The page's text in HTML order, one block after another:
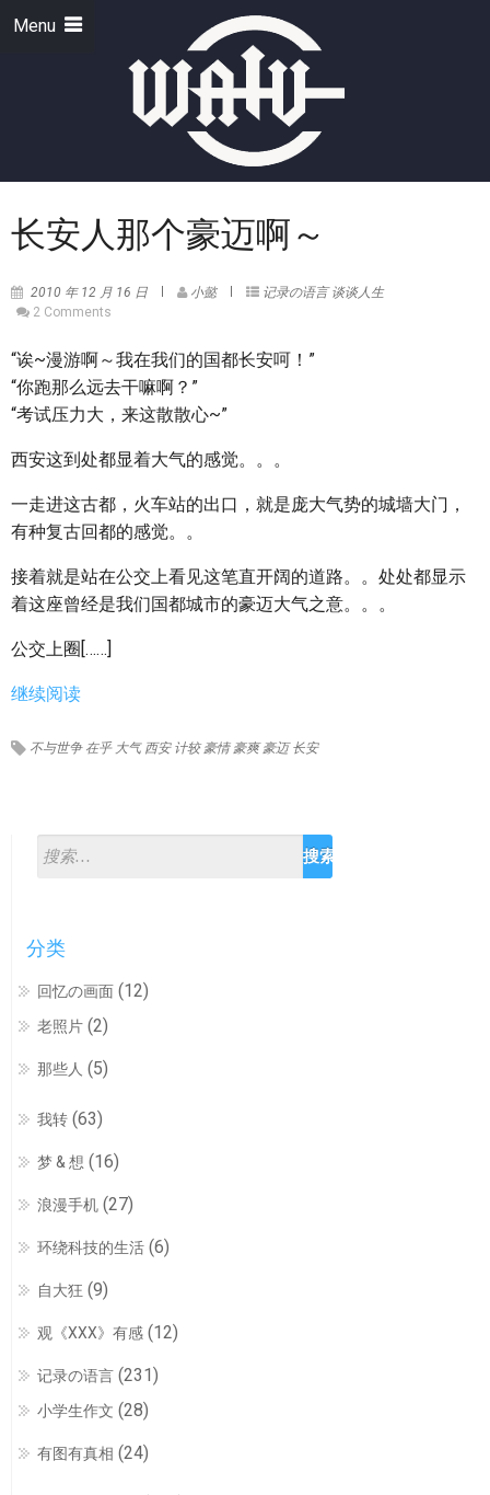
Menu
长安人那个豪迈啊～
2010 年 12 月 16 日 小懿 记录の语言 谈谈人生
2 Comments
“诶~漫游啊～我在我们的国都长安呵！”
“你跑那么远去干嘛啊？”
“考试压力大，来这散散心~”
西安这到处都显着大气的感觉。。。
一走进这古都，火车站的出口，就是庞大气势的城墙大门，
有种复古回都的感觉。。
接着就是站在公交上看见这笔直开阔的道路。。处处都显示
着这座曾经是我们国都城市的豪迈大气之意。。。
公交上圈[……]
继续阅读
不与世争 在乎 大气 西安 计较 豪情 豪爽 豪迈 长安
分类
回忆の画面 (12)
老照片 (2)
那些人 (5)
我转 (63)
梦 & 想 (16)
浪漫手机 (27)
环绕科技的生活 (6)
自大狂 (9)
观《XXX》有感 (12)
记录の语言 (231)
小学生作文 (28)
有图有真相 (24)